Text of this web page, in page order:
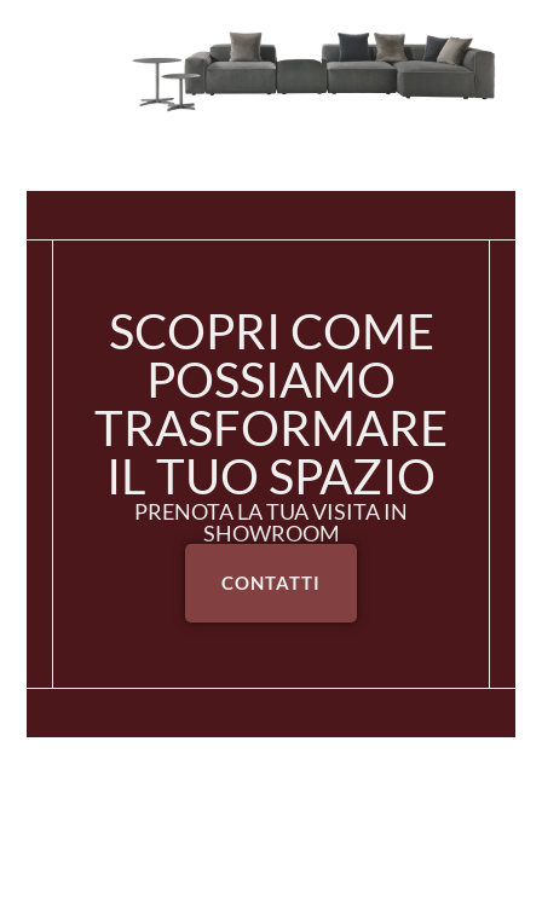
SCOPRI COME
POSSIAMO
TRASFORMARE
IL TUO SPAZIO
PRENOTA LA TUA VISITA IN
SHOWROOM
CONTATTI